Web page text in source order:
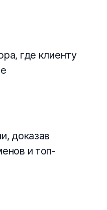
где клиенту
доказав
и топ-